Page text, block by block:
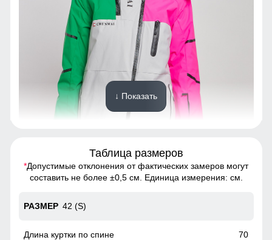
Благодаря универсальной посадке куртка подойдет
девушкам и женщинам с различным типом фигур.
Карман ски пасс
Карман служит для хранения карточки Ski-Pass(
↓ Показать
Таблица размеров
*Допустимые отклонения от фактических замеров могут
составить не более ±0,5 см. Единица измерения: см.
42 (S)
70